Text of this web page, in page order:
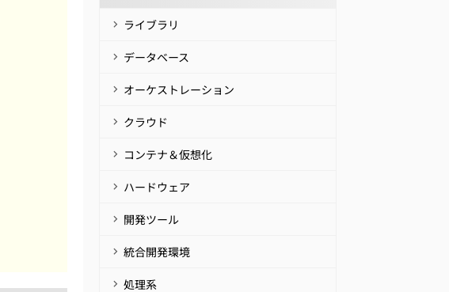
ライブラリ
データベース
オーケストレーション
クラウド
コンテナ＆仮想化
ハードウェア
開発ツール
統合開発環境
処理系